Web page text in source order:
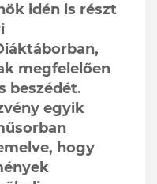
idén is részt
megfelelően
beszédét.
egyik
hogy